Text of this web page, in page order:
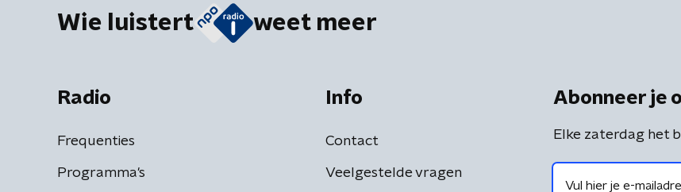
Wie luistert weet meer
Radio
Frequenties
Programma's
Info
Contact
Veelgestelde vragen
Abonneer je
Elke zaterdag het